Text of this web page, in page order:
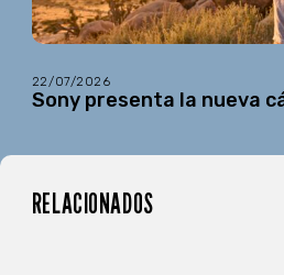
22/07/2026
Sony presenta la nueva
RELACIONADOS